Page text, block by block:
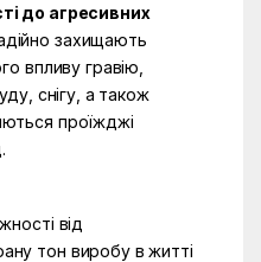
до агресивних
захищають
впливу гравію,
снігу, а також
проїжджі
від
тон виробу в житті